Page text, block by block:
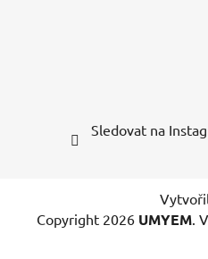
Sledovat na
Copyright 2026 UMYEM .